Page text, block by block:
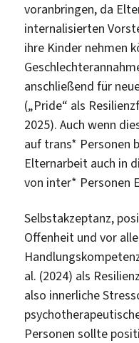
voranbringen, da
internalisierten
ihre Kinder nehmen
anschließend für
(„Pride“ als
2025). Auch wenn
auf trans* Personen
Elternarbeit auch in
von inter* Personen
Selbstakzeptanz,
Offenheit und vor
al. (2024) als
also innerliche
Personen sollte